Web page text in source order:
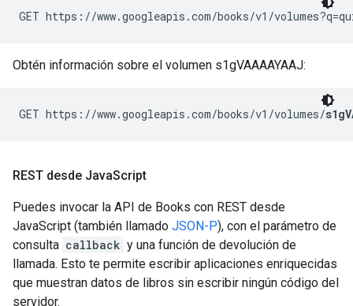
Obtén información sobre el volumen s1gVAAAAYAAJ:
GET https://www.googleapis.com/books/v1/volumes/
REST desde JavaScript
Puedes invocar la API de Books con REST desde
JavaScript (también llamado JSON-P), con el parámetro de
consulta callback y una función de devolución de
llamada. Esto te permite escribir aplicaciones enriquecidas
que muestran datos de libros sin escribir ningún código del
servidor.